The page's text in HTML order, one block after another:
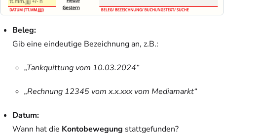
Beleg:
Gib eine eindeutige Bezeichnung an, z.B.:
„Tankquittung vom 10.03.2024“
„Rechnung 12345 vom x.x.xxx vom Mediamarkt“
Datum:
Wann hat die Kontobewegung stattgefunden?